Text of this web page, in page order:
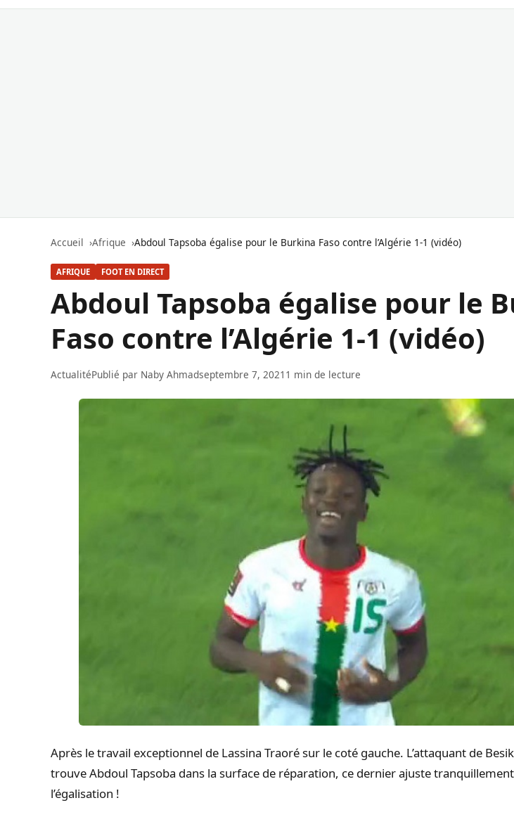
Accueil Afrique Abdoul Tapsoba égalise pour le Burkina Faso contre l’Algérie 1-1 (vidéo)
AFRIQUE FOOT EN DIRECT
Abdoul Tapsoba égalise pour le
Faso contre l’Algérie 1-1 (vidéo)
ActualitéPublié par Naby Ahmadseptembre 7, 2021 1 min de lecture
Après le travail exceptionnel de Lassina Traoré sur le coté gauche. L’attaquant de
trouve Abdoul Tapsoba dans la surface de réparation, ce dernier ajuste
l’égalisation !